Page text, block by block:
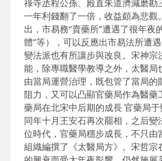
祿寺丞程公孫、殿直朱道濟減磨勘
一年利錢翻了一倍，收益頗為悲
出，市易務“賣藥所”遭遇了很年夜
體”等），可以反應出市易法所遭
變法派也有所讓步與改良。宋神
能，除專職醫學教導之外，太醫
由當局運營治理，既包管了當局
阻力，又可以凸顯官藥局作為醫藥
藥局在北宋中后期的成長 官藥局
同年十月王安石再次罷相，之后
位時代，官藥局穩步成長，不只
組織編撰了《太醫局方》。宋哲